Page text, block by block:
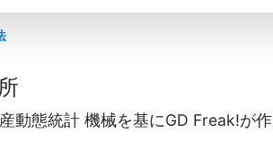
動態統計 機械を基にGD Freak!が